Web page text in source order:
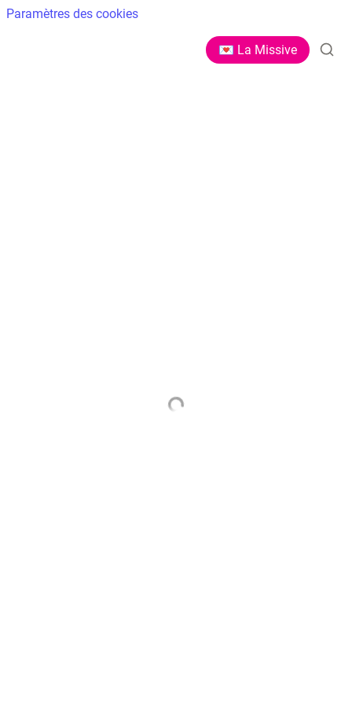
Paramètres des cookies
💌 La Missive